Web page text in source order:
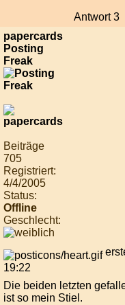
Antwort 3
papercards
Posting
Freak
Beiträge
705
Registriert:
4/4/2005
Status:
Offline
Geschlecht:
19:22
Die beiden letzten
ist so mein Stiel.